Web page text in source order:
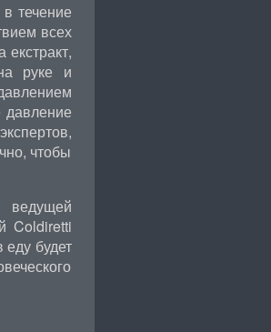
течение
всех
екстракт,
руке и
чтобы
Coldiretti
будет